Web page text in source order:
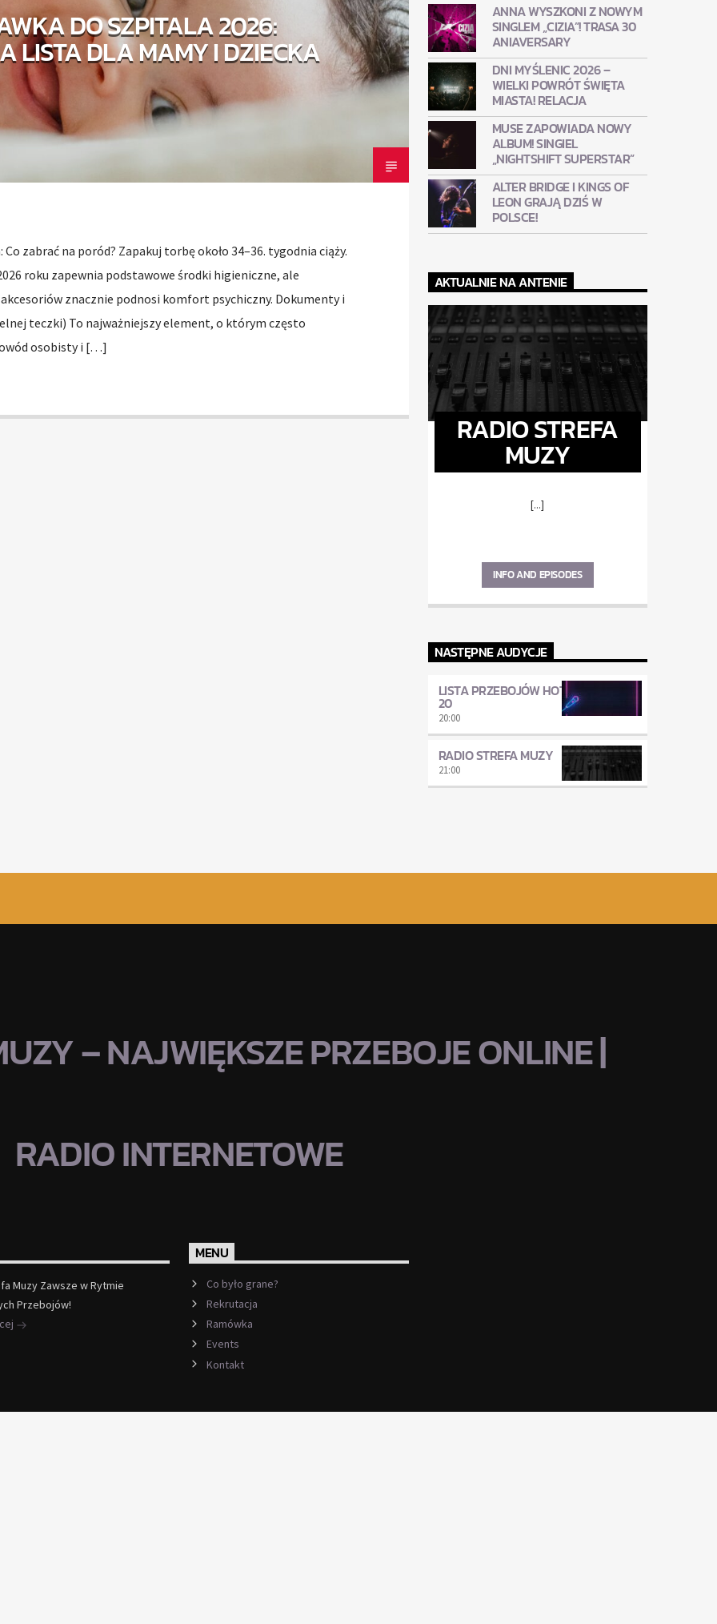
DO SZPITALA 2026:
LISTA DLA MAMY I DZIECKA
zabrać na poród? Zapakuj torbę około 34–36. tygodnia ciąży.
roku zapewnia podstawowe środki higieniczne, ale
akcesoriów znacznie podnosi komfort psychiczny. Dokumenty i
teczki) To najważniejszy element, o którym często
osobisty i […]
ANNA WYSZKONI Z NOWYM
SINGLEM „CIZIA”! TRASA 30
ANIAVERSARY
DNI MYŚLENIC 2026 –
WIELKI POWRÓT ŚWIĘTA
MIASTA! RELACJA
MUSE ZAPOWIADA NOWY
ALBUM! SINGIEL
„NIGHTSHIFT SUPERSTAR”
ALTER BRIDGE I KINGS OF
LEON GRAJĄ DZIŚ W
POLSCE!
AKTUALNIE NA ANTENIE
RADIO STREFA
MUZY
[...]
INFO AND EPISODES
NASTĘPNE AUDYCJE
LISTA PRZEBOJÓW HOT
20
20:00
RADIO STREFA MUZY
21:00
– NAJWIĘKSZE PRZEBOJE ONLINE |
RADIO INTERNETOWE
Muzy Zawsze w Rytmie
Przebojów!
MENU
Co było grane?
Rekrutacja
Ramówka
Events
Kontakt